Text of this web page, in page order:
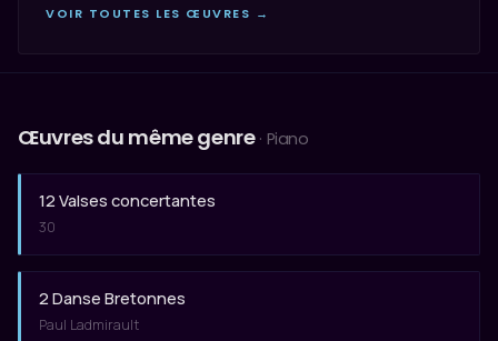
VOIR TOUTES LES ŒUVRES →
Œuvres du même genre · Piano
12 Valses concertantes
30
2 Danse Bretonnes
Paul Ladmirault